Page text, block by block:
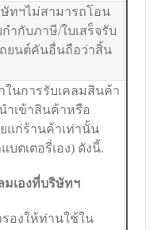
ทฯไม่สามารถโอน
ำกับภาษี/ใบเสร็จรับ
ถยนต์คันอื่นถือว่าสิ้น
ในการรับเคลมสินค้า
ำเข้าสินค้าหรือ
แก่ร้านค้าเท่านั้น
ตเตอรี่เอง) ดังนี้.
เองที่บริษัทฯ
องให้ท่านใช้ใน